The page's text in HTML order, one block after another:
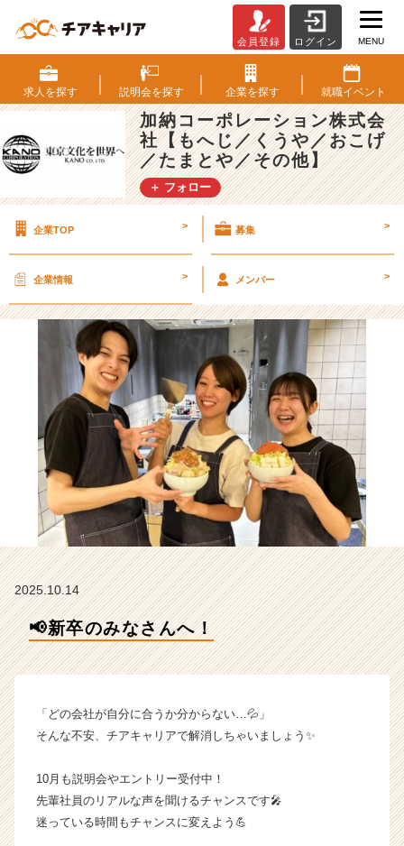
新
卒
の
み
な
さ
ん
へ！
コ
ー
ョ
ン
株
式
会
社
【も
へ
じ
／
お
げ
た
ま
／
そ
の
会員登録 ログイン MENU
求人を探す 説明会を探す 企業を探す 就職イベント
加納コーポレーション株式会
社【もへじ／くうや／おこげ
／たまとや／その他】
＋ フォロー
企業TOP > 募集 >
企業情報 > メンバー >
2025.10.14
📢新卒のみなさんへ！
「どの会社が自分に合うか分からない…💦」
そんな不安、チアキャリアで解消しちゃいましょう✨
10月も説明会やエントリー受付中！
先輩社員のリアルな声を聞けるチャンスです🎤
迷っている時間もチャンスに変えよう💪